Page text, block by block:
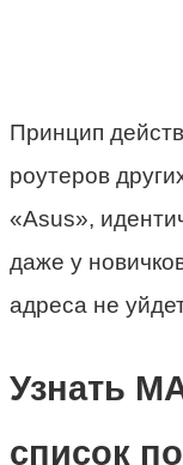
Принцип
роутеров
«Asus»,
даже у
адреса не
Узнать
список